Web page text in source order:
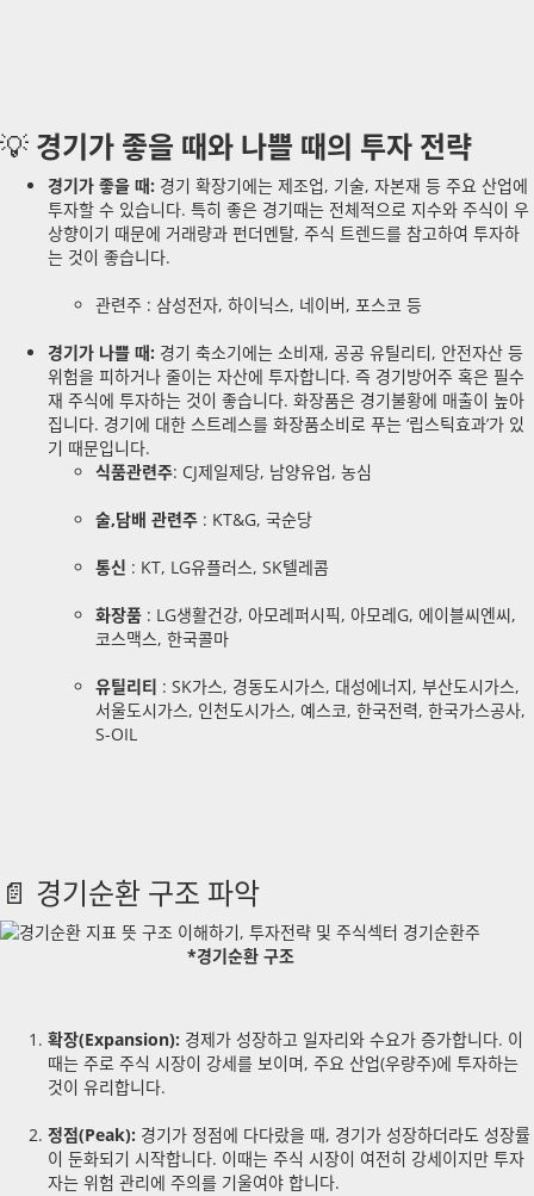
💡 경기가 좋을 때와 나쁠 때의 투자 전략
경기가 좋을 때: 경기 확장기에는 제조업, 기술, 자본재 등 주요 산업에
투자할 수 있습니다. 특히 좋은 경기때는 전체적으로 지수와 주식이 우
상향이기 때문에 거래량과 펀더멘탈, 주식 트렌드를 참고하여 투자하
는 것이 좋습니다.
관련주 : 삼성전자, 하이닉스, 네이버, 포스코 등
경기가 나쁠 때: 경기 축소기에는 소비재, 공공 유틸리티, 안전자산 등
위험을 피하거나 줄이는 자산에 투자합니다. 즉 경기방어주 혹은 필수
재 주식에 투자하는 것이 좋습니다. 화장품은 경기불황에 매출이 높아
집니다. 경기에 대한 스트레스를 화장품소비로 푸는 ‘립스틱효과’가 있
기 때문입니다.
식품관련주: CJ제일제당, 남양유업, 농심
술,담배 관련주 : KT&G, 국순당
통신 : KT, LG유플러스, SK텔레콤
화장품 : LG생활건강, 아모레퍼시픽, 아모레G, 에이블씨엔씨,
코스맥스, 한국콜마
유틸리티 : SK가스, 경동도시가스, 대성에너지, 부산도시가스,
서울도시가스, 인천도시가스, 예스코, 한국전력, 한국가스공사,
S-OIL
📄 경기순환 구조 파악
*경기순환 구조
확장(Expansion): 경제가 성장하고 일자리와 수요가 증가합니다. 이
때는 주로 주식 시장이 강세를 보이며, 주요 산업(우량주)에 투자하는
것이 유리합니다.
정점(Peak): 경기가 정점에 다다랐을 때, 경기가 성장하더라도 성장률
이 둔화되기 시작합니다. 이때는 주식 시장이 여전히 강세이지만 투자
자는 위험 관리에 주의를 기울여야 합니다.